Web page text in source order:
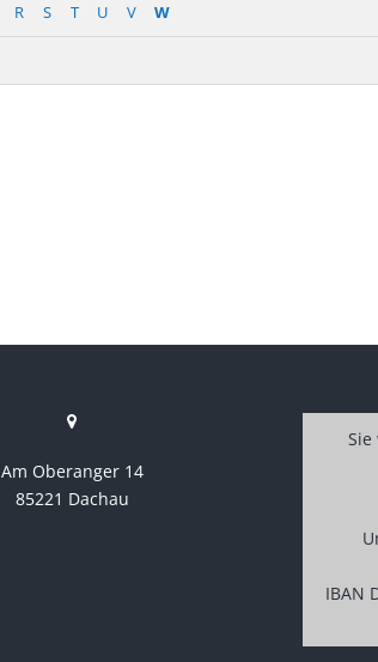
R S T U V W
Am Oberanger 14
85221 Dachau
IBAN